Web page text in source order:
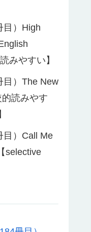
目）High
みやすい】
目）The New
読みやす
目）Call Me
selective